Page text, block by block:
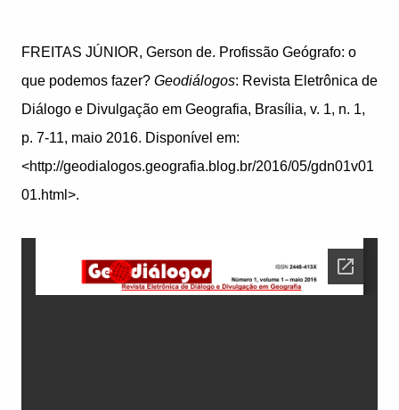
FREITAS JÚNIOR, Gerson de. Profissão Geógrafo: o
que podemos fazer? Geodiálogos: Revista Eletrônica de
Diálogo e Divulgação em Geografia, Brasília, v. 1, n. 1,
p. 7-11, maio 2016. Disponível em:
<http://geodialogos.geografia.blog.br/2016/05/gdn01v01
01.html>.